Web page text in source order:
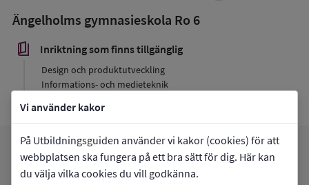
Vi använder kakor
På Utbildningsguiden använder vi kakor (cookies) för att
webbplatsen ska fungera på ett bra sätt för dig. Här kan
du välja vilka cookies du vill godkänna.
Ängelholms gymnasieskola Ro 6
book_5 Inriktning som finns tillgänglig
Design och produktutveckling
Informations- och medieteknik
Gå tillÄngelholms gymnasieskola Ro 6arrow_forward
Mina favoriterfavorite